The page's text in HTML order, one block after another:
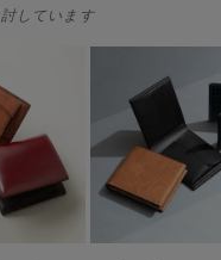
しています